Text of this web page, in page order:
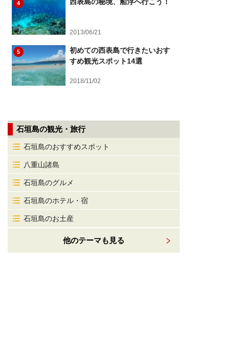
4
2013/06/21
5
初めての西表島で行きたいおす
すめ観光スポット14選
2018/11/02
石垣島の観光・旅行
石垣島のおすすめスポット
八重山諸島
石垣島のグルメ
石垣島のホテル・宿
石垣島のお土産
他のテーマも見る